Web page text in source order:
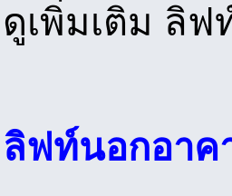
ดูเพิ่มเติม ลิ
ลิฟท์นอกอาค